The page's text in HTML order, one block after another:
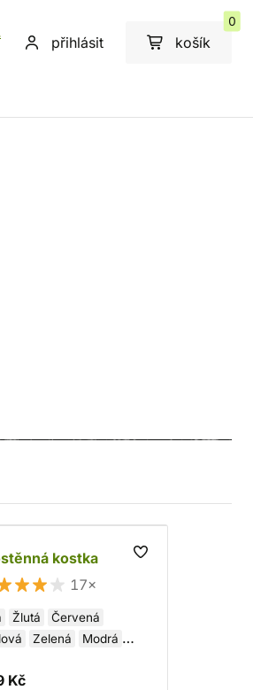
přihlásit košík
0
kostka
17×
Žlutá
Červená
Zelená
Modrá
červená
Kč